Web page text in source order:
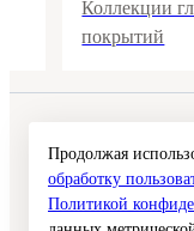
Коллекции
покрытий
Продолжая
обработку
Политикой